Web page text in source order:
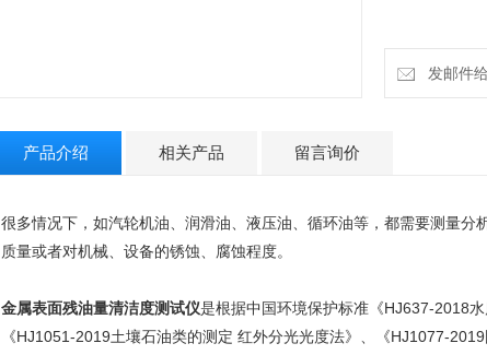
发邮件
产品介绍 相关产品 留言询价
很多情况下，如汽轮机油、润滑油、液压油、循环油等，都需要测量
质量或者对机械、设备的锈蚀、腐蚀程度。
金属表面残油量清洁度测试仪是根据中国环境保护标准《HJ637-2018
《HJ1051-2019土壤石油类的测定 红外分光光度法》、《HJ1077-